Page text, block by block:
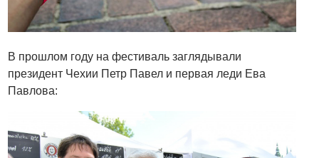
В прошлом году на фестиваль заглядывали
президент Чехии Петр Павел и первая леди Ева
Павлова: